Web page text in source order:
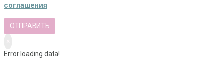
соглашения
ОТПРАВИТЬ
Error loading data!